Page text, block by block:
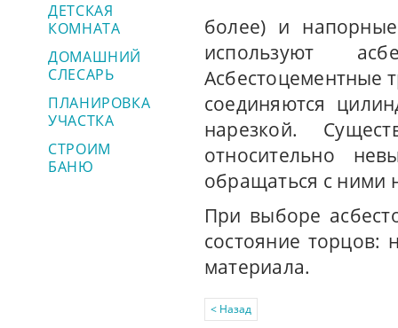
ДЕТСКАЯ
КОМНАТА
ДОМАШНИЙ
СЛЕСАРЬ
ПЛАНИРОВКА
УЧАСТКА
СТРОИМ
БАНЮ
более) и
используют
Асбестоцементные
соединяются
нарезкой.
относительно
обращаться с ними
При выборе
состояние торцов:
материала.
< Назад